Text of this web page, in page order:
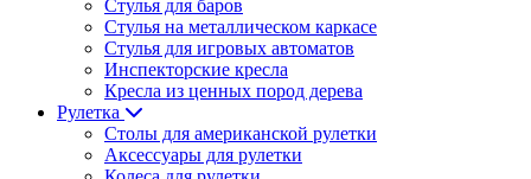
Стулья для баров
Стулья на металлическом каркасе
Стулья для игровых автоматов
Инспекторские кресла
Кресла из ценных пород дерева
Рулетка
Столы для американской рулетки
Аксессуары для рулетки